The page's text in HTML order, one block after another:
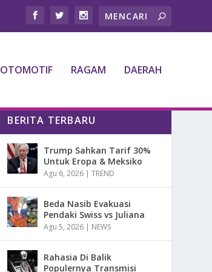
OTOMOTIF RAGAM DAERAH
BERITA TERBARU
Trump Sahkan Tarif 30%
Untuk Eropa & Meksiko
Agu 6, 2026 |TREND
Beda Nasib Evakuasi
Pendaki Swiss vs Juliana
Agu 5, 2026 | NEWS
Rahasia Di Balik
Populernya Transmisi